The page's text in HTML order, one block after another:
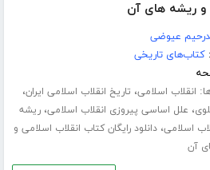
و ریشه های آن
عیوضی
کتاب‌های تاریخی
انقلاب اسلامی، تاریخ انقلاب اسلامی ایران،
، علل اساسی پیروزی انقلاب اسلامی،ریشه
اسلامی،دانلود رایگان کتاب انقلاب اسلامی و
آن